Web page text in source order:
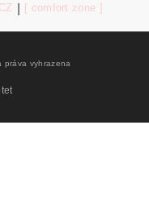
[ comfort zone ]
práva vyhrazena